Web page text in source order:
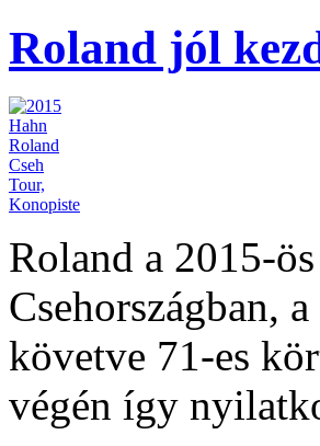
Roland jól
Roland a 2015-
Csehországban,
követve 71-es
végén így